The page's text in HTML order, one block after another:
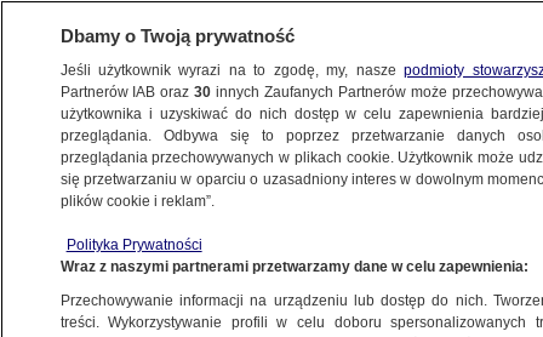
BIZNES
PIENIĄDZE
do pracodawcy. Ministerstwo Finansów
wyjaśnia
Dbamy o Twoją prywatność
Jeśli użytkownik wyrazi na to zgodę, my, naszepodmioty
Partnerów IAB oraz30 innych Zaufanych Partnerów może
użytkownika i uzyskiwać do nich dostęp w celu zapewnienia
przeglądania. Odbywa się to poprzez przetwarzanie danych
przeglądania przechowywanych w plikach cookie. Użytkownik może
się przetwarzaniu w oparciu o uzasadniony interes w dowolnym
plików cookie i reklam”.
Polityka Prywatności
Wraz z naszymi partnerami przetwarzamy dane w celu zapewnienia:
Przechowywanie informacji na urządzeniu lub dostęp do nich.
treści. Wykorzystywanie profili w celu doboru spersonalizowanych